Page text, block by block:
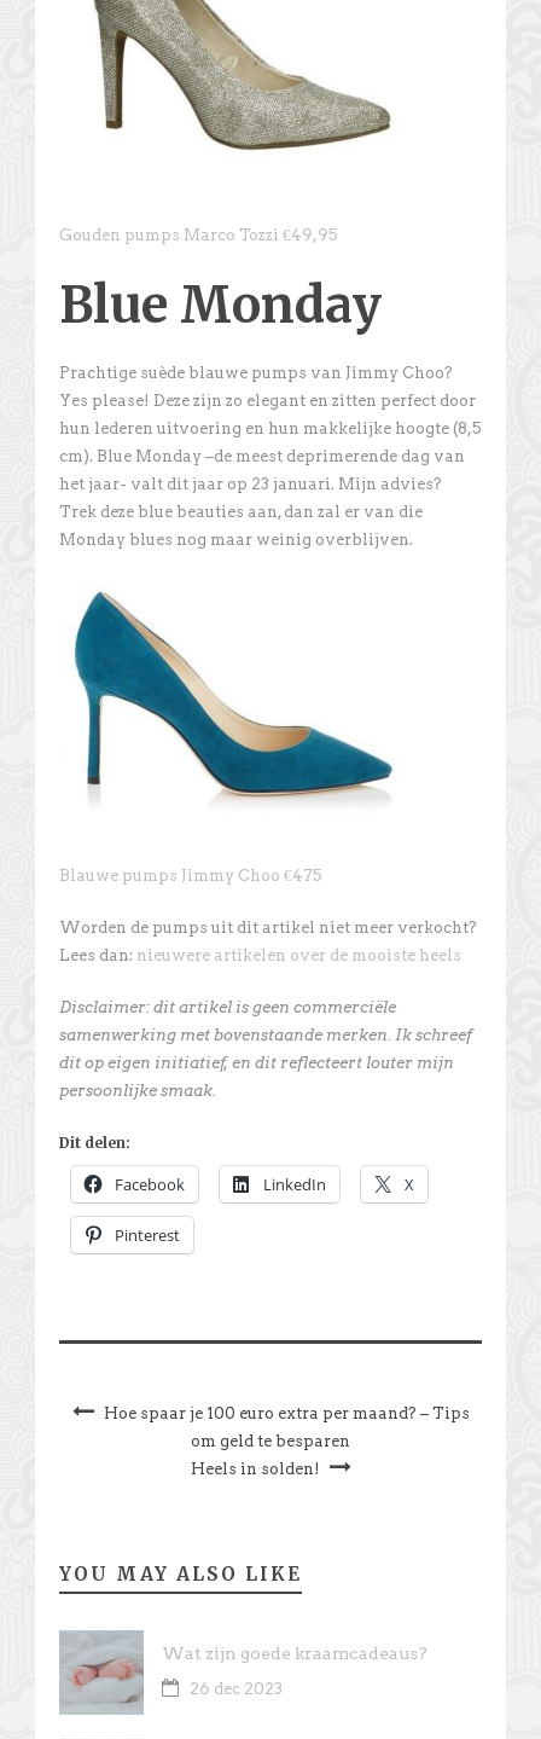
Gouden pumps Marco Tozzi €49,95
Blue Monday
Prachtige suède blauwe pumps van Jimmy Choo?
Yes please! Deze zijn zo elegant en zitten perfect door
hun lederen uitvoering en hun makkelijke hoogte (8,5
cm). Blue Monday –de meest deprimerende dag van
het jaar- valt dit jaar op 23 januari. Mijn advies?
Trek deze blue beauties aan, dan zal er van die
Monday blues nog maar weinig overblijven.
Blauwe pumps Jimmy Choo €475
Worden de pumps uit dit artikel niet meer verkocht?
Lees dan: nieuwere artikelen over de mooiste heels
Disclaimer: dit artikel is geen commerciële
samenwerking met bovenstaande merken. Ik schreef
dit op eigen initiatief, en dit reflecteert louter mijn
persoonlijke smaak.
Dit delen:
Facebook LinkedIn X
Pinterest
Hoe spaar je 100 euro extra per maand? – Tips
om geld te besparen
Heels in solden!
YOU MAY ALSO LIKE
Wat zijn goede kraamcadeaus?
26 dec 2023